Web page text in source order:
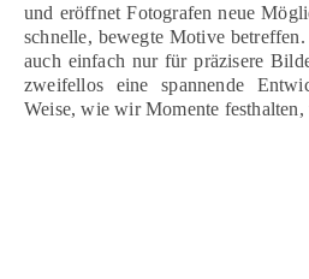
und eröffnet Fotografen neue
schnelle, bewegte Motive
auch einfach nur für präzisere
zweifellos eine spannende
Weise, wie wir Momente